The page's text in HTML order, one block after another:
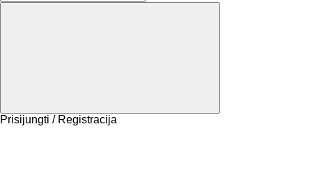
Prisijungti / Registracija